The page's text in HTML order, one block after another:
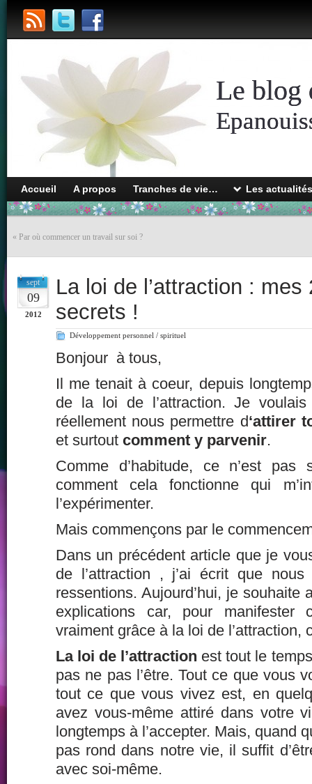
Le blog
Accueil A propos Tranches de vie… Les
« Par où commencer un travail sur soi ?
sept
09
2012
La loi de l’attraction : mes
secrets !
Développement personnel / spirituel
Bonjour à tous,
Il me tenait à coeur, depuis
de la loi de l’attraction. Je
réellement nous permettre d‘attirer
et surtout comment y parvenir.
Comme d’habitude, ce n’est pas
comment cela fonctionne qui
l’expérimenter.
Mais commençons par le
Dans un précédent article que je
de l’attraction , j’ai écrit que
ressentions. Aujourd’hui, je souhaite
explications car, pour manifester
vraiment grâce à la loi de l’attraction,
La loi de l’attraction est tout le
pas ne pas l’être. Tout ce que vous
tout ce que vous vivez est, en
avez vous-même attiré dans votre
longtemps à l’accepter. Mais, quand
pas rond dans notre vie, il suffit
avec soi-même.